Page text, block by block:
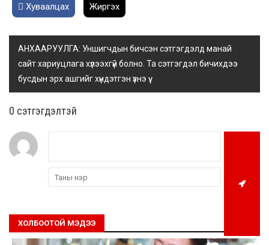
Хуваалцах Жиргэх
АНХААРУУЛГА: Уншигчдын бичсэн сэтгэгдэлд манай
сайт хариуцлага хүлээхгүй болно. Та сэтгэгдэл бичихдээ
бусдын эрх ашгийг хүндэтгэн үзнэ үү.
0 cэтгэгдэлтэй
ХОЛБООТОЙ МЭДЭЭ